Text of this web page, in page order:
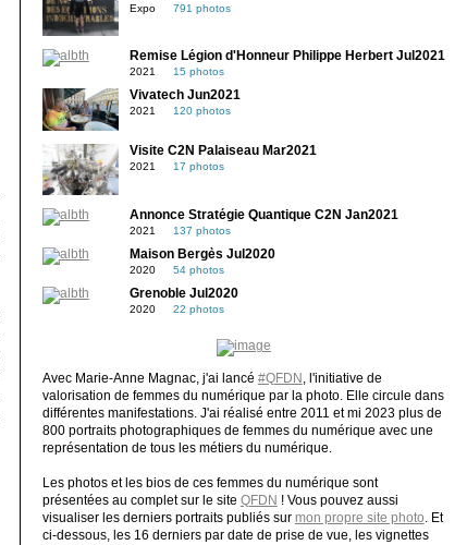
Expo 791 photos
Remise Légion d'Honneur Philippe Herbert Jul2021
2021 15 photos
Vivatech Jun2021
2021 120 photos
Visite C2N Palaiseau Mar2021
2021 17 photos
Annonce Stratégie Quantique C2N Jan2021
2021 137 photos
Maison Bergès Jul2020
2020 54 photos
Grenoble Jul2020
2020 22 photos
Avec Marie-Anne Magnac, j'ai lancé #QFDN
, l'initiative de
valorisation de femmes du numérique par la photo. Elle circule dans
différentes manifestations. J'ai réalisé entre 2011 et mi 2023 plus de
800 portraits photographiques de femmes du numérique avec une
représentation de tous les métiers du numérique.
Les photos et les bios de ces femmes du numérique sont
présentées au complet sur le site QFDN ! Vous pouvez aussi
visualiser les derniers portraits publiés sur mon propre site photo . Et
ci-dessous, les 16 derniers par date de prise de vue, les vignettes